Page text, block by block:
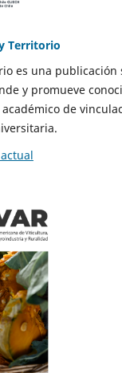
Territorio
es una publicación
y promueve
de